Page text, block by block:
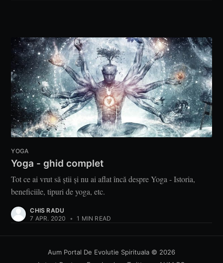
YOGA
Yoga - ghid complet
Tot ce ai vrut să știi și nu ai aflat încă despre Yoga - Istoria,
beneficiile, tipuri de yoga, etc.
CHIS RADU
7 APR. 2020
• 1 MIN READ
Aum Portal De Evolutie Spirituala © 2026